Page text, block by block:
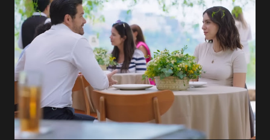
ama, o que não é fácil, já que dedica todas as suas energias a
se aprimorar, trabalhando, estudando e se orgulhando de
ser a primeira mulher da família a ingressar na
universidade. Ela tem uma personalidade muito alegre, é
muito madura para a idade, determinada, criativa e
empática. Detesta injustiças e é uma ótima amiga. Pode ser
teimosa e muito persistente quando decide fazer algo.
Durante um exame ginecológico, ela é inseminada por eng...